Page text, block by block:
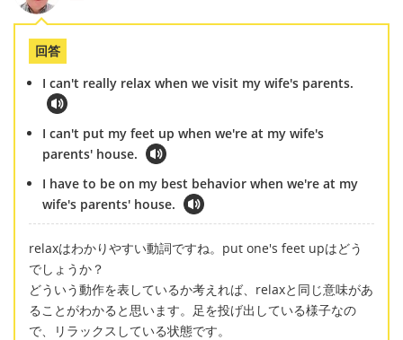
回答
I can't really relax when we visit my wife's parents.
I can't put my feet up when we're at my wife's
parents' house.
I have to be on my best behavior when we're at my
wife's parents' house.
relaxはわかりやすい動詞ですね。put one's feet upはどう
でしょうか？
どういう動作を表しているか考えれば、relaxと同じ意味があ
ることがわかると思います。足を投げ出している様子なの
で、リラックスしている状態です。